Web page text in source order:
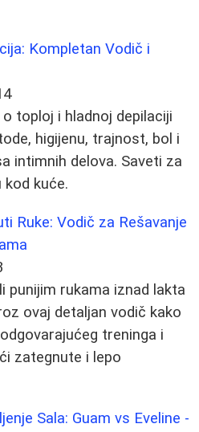
Kompletan Vodič i
toploj i hladnoj depilaciji
higijenu, trajnost, bol i
intimnih delova. Saveti za
kod kuće.
Ruke: Vodič za Rešavanje
punijim rukama iznad lakta
ovaj detaljan vodič kako
treninga i
zategnute i lepo
Sala: Guam vs Eveline -